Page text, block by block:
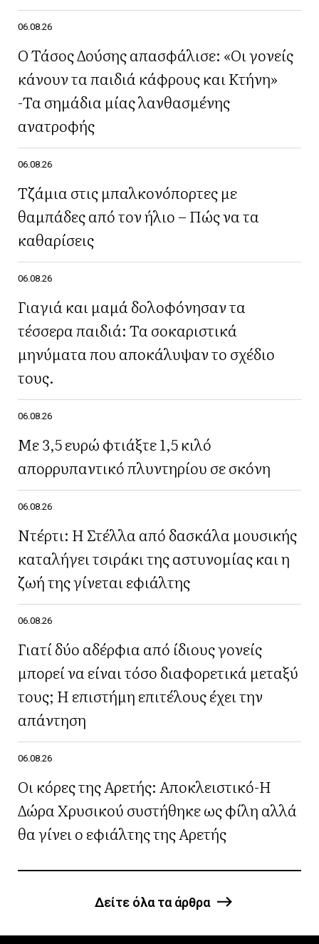
06.08.26
Ο Τάσος Δούσης απασφάλισε: «Οι γονείς
κάνουν τα παιδιά κάφρους και Κτήνη»
-Τα σημάδια μίας λανθασμένης
ανατροφής
06.08.26
Τζάμια στις μπαλκονόπορτες με
θαμπάδες από τον ήλιο – Πώς να τα
καθαρίσεις
06.08.26
Γιαγιά και μαμά δολοφόνησαν τα
τέσσερα παιδιά: Τα σοκαριστικά
μηνύματα που αποκάλυψαν το σχέδιο
τους.
06.08.26
Με 3,5 ευρώ φτιάξτε 1,5 κιλό
απορρυπαντικό πλυντηρίου σε σκόνη
06.08.26
Ντέρτι: Η Στέλλα από δασκάλα μουσικής
καταλήγει τσιράκι της αστυνομίας και η
ζωή της γίνεται εφιάλτης
06.08.26
Γιατί δύο αδέρφια από ίδιους γονείς
μπορεί να είναι τόσο διαφορετικά μεταξύ
τους; Η επιστήμη επιτέλους έχει την
απάντηση
06.08.26
Οι κόρες της Αρετής: Αποκλειστικό-Η
Δώρα Χρυσικού συστήθηκε ως φίλη αλλά
θα γίνει ο εφιάλτης της Αρετής
Δείτε όλα τα άρθρα